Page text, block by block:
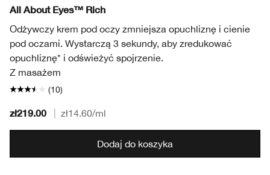
All About Eyes™ Rich
Odżywczy krem pod oczy zmniejsza opuchliznę i cienie
pod oczami. Wystarczą 3 sekundy, aby zredukować
opuchliznę* i odświeżyć spojrzenie.
Z masażem
(10)
zł219.00 zł14.60/ml
Dodaj do koszyka